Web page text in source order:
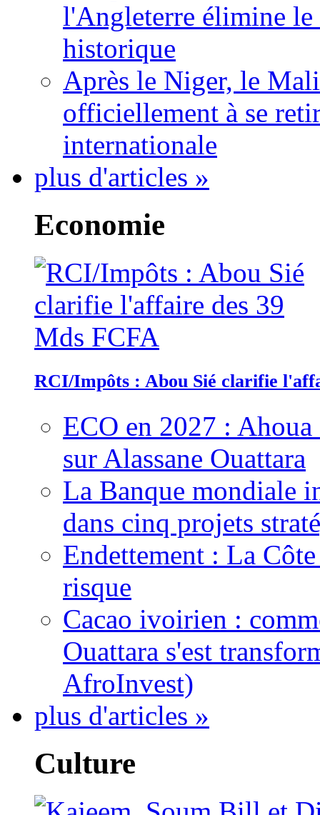
l'Angleterre élimine
historique
Après le Niger, le
officiellement à se
internationale
plus d'articles »
Economie
RCI/Impôts : Abou Sié clarifie
ECO en 2027 :
sur Alassane Ouattara
La Banque mondiale
dans cinq projets
Endettement : La
risque
Cacao ivoirien :
Ouattara s'est
AfroInvest)
plus d'articles »
Culture